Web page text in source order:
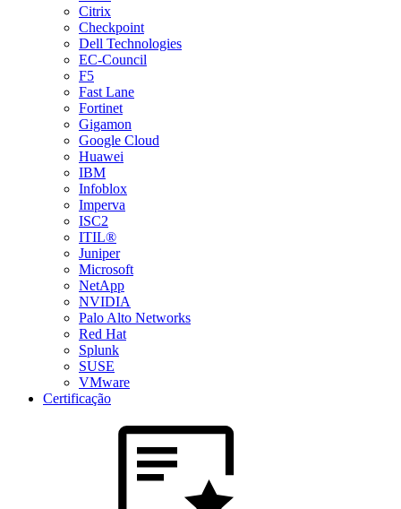
Citrix
Checkpoint
Dell Technologies
EC-Council
F5
Fast Lane
Fortinet
Gigamon
Google Cloud
Huawei
IBM
Infoblox
Imperva
ISC2
ITIL®
Juniper
Microsoft
NetApp
NVIDIA
Palo Alto Networks
Red Hat
Splunk
SUSE
VMware
Certificação